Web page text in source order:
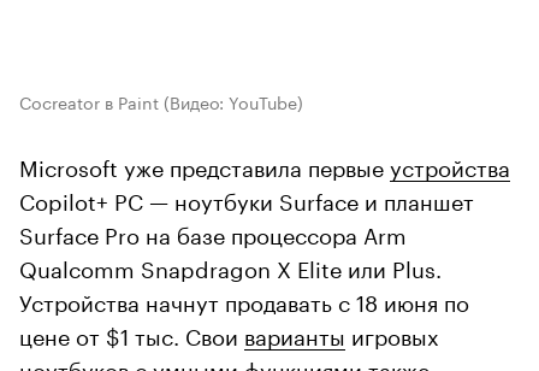
Cocreator в Paint (Видео: YouTube)
Microsoft уже представила первыеустройства
Copilot+ PC — ноутбуки Surface и планшет
Surface Pro на базе процессора Arm
Qualcomm Snapdragon X Elite или Plus.
Устройства начнут продавать с 18 июня по
цене от $1 тыс. Свои варианты игровых